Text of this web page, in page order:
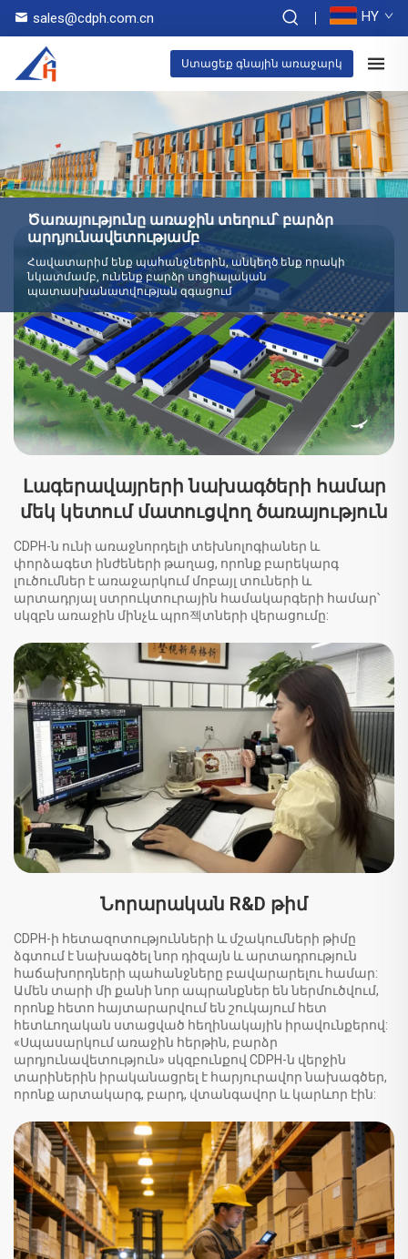
sales@cdph.com.cn HY
Ստացեք գնային առաջարկ
Ծառայությունը առաջին տեղում՝ բարձր
արդյունավետությամբ
Հավատարիմ ենք պահանջներին, անկեղծ ենք որակի
նկատմամբ, ունենք բարձր սոցիալական
պատասխանատվության զգացում
Լագերավայրերի նախագծերի համար
մեկ կետում մատուցվող ծառայություն
CDPH-ն ունի առաջնորդելի տեխնոլոգիաներ և
փորձագետ ինժեների թաղաց, որոնք բարեկարգ
լուծումներ է առաջարկում մոբայլ տուների և
արտադրյալ ստրուկտուրային համակարգերի համար՝
սկզբն առաջին մինչև պրո젝տների վերացումը:
Նորարական R&D թիմ
CDPH-ի հետազոտությունների և մշակումների թիմը
ձգտում է նախագծել նոր դիզայն և արտադրություն
հաճախորդների պահանջները բավարարելու համար:
Ամեն տարի մի քանի նոր ապրանքներ են ներմուծվում,
որոնք հետո հայտարարվում են շուկայում հետ
հետևողական ստացված հեղինակային իրավունքերով:
«Սպասարկում առաջին հերթին, բարձր
արդյունավետություն» սկզբունքով CDPH-ն վերջին
տարիներին իրականացրել է հարյուրավոր նախագծեր,
որոնք արտակարգ, բարդ, վտանգավոր և կարևոր էին: